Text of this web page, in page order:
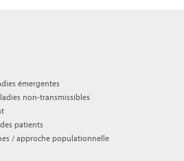
émergentes
non-transmissibles
patients
/ approche populationnelle